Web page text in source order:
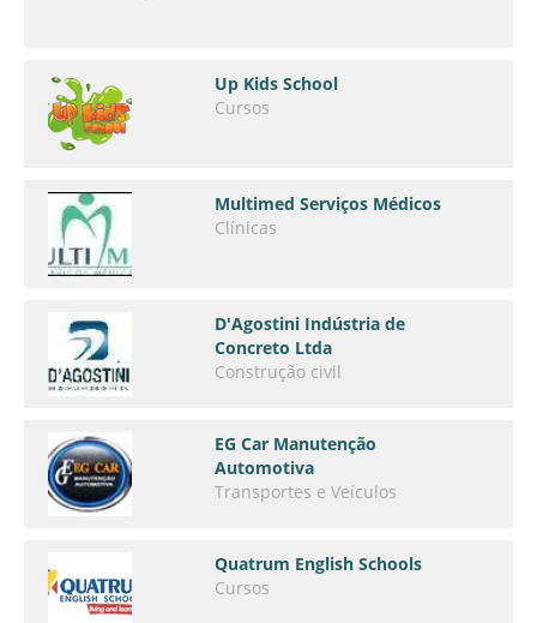
Up Kids School
Cursos
Multimed Serviços Médicos
Clínicas
D'Agostini Indústria de
Concreto Ltda
Construção civil
EG Car Manutenção
Automotiva
Transportes e Veículos
Quatrum English Schools
Cursos